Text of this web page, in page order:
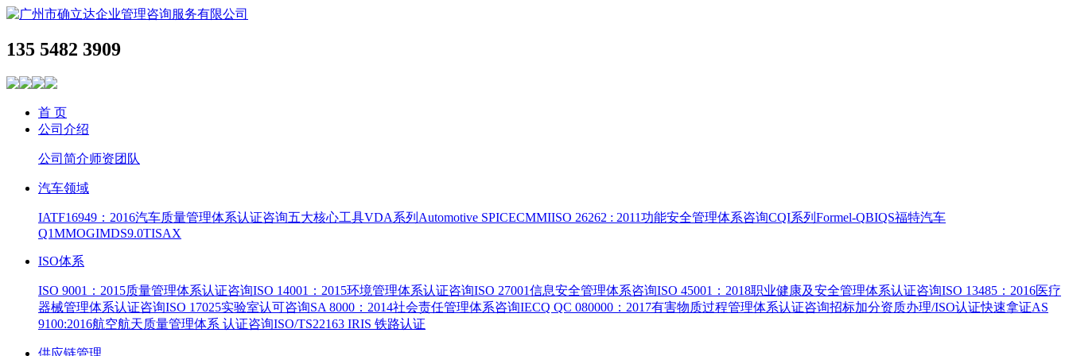
135 5482 3909
首 页
公司介绍
公司简介师资团队
汽车领域
IATF16949：2016汽车质量管理体系认证咨询五大核心工具VDA系列 Automotive SPICECMMIISO 26262 : 2011功能安全管理体系咨询CQI系列 Formel-QBIQS福特汽车
Q1MMOGIMDS9.0TISAX
ISO体系
ISO 9001：2015质量管理体系认证咨询ISO 14001：2015环境管理体系认证咨询ISO 27001信息安全管理体系咨询ISO 45001：2018职业健康及安全管理体系认证咨询ISO 13485：2016医疗
器械管理体系认证咨询ISO 17025实验室认可咨询SA 8000：2014社会责任管理体系咨询IECQ QC 080000：2017有害物质过程管理体系认证咨询招标加分资质办理/ISO认证快速拿证AS
9100:2016航空航天质量管理体系 认证咨询ISO/TS22163 IRIS 铁路认证
供应链管理